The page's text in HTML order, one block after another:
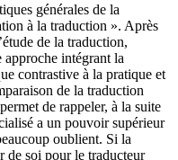
générales de la
à la traduction ». Après
de la traduction,
approche intégrant la
contrastive à la pratique et
de la traduction
de rappeler, à la suite
a un pouvoir supérieur
oublient. Si la
de soi pour le traducteur